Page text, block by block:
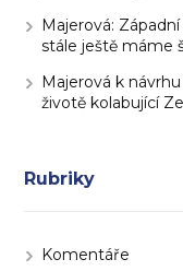
Majerová:
stále ještě máme
Majerová k
životě kolabující
Rubriky
Komentáře